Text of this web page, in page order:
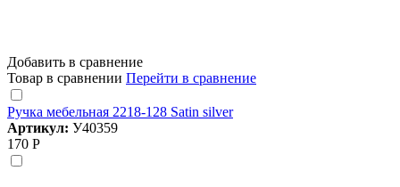
Добавить в сравнение
Товар в сравнении Перейти в сравнение
Ручка мебельная 2218-128 Satin silver
Артикул: У40359
170 Р